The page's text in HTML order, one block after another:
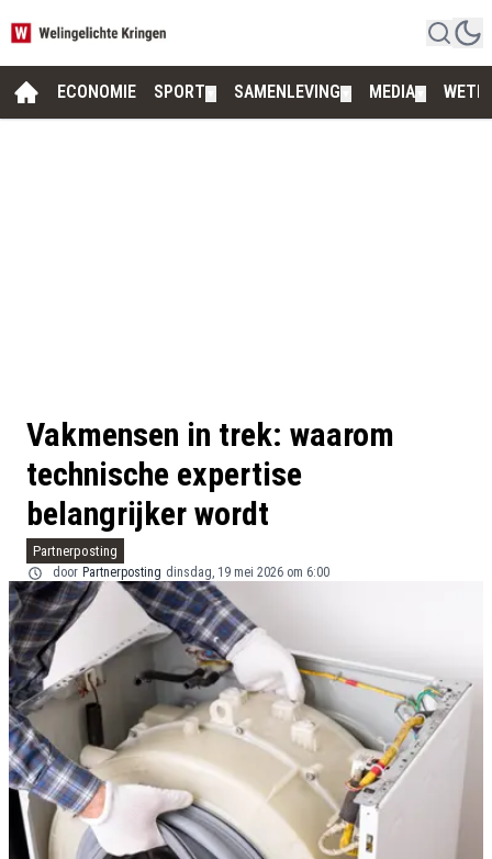
ECONOMIE SPORT SAMENLEVING MEDIA
Vakmensen in trek: waarom
technische expertise
belangrijker wordt
Partnerposting
door Partnerposting dinsdag, 19 mei 2026 om 6:00